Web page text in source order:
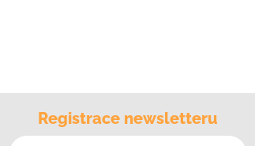
Registrace newsletteru